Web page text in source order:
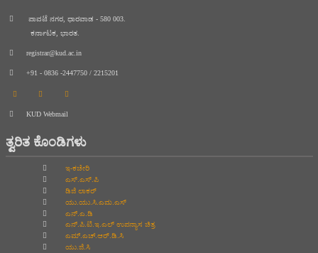
ಪಾವಟೆ ನಗರ, ಧಾರವಾಡ - 580 003.
ಕರ್ನಾಟಕ, ಭಾರತ.
registrar@kud.ac.in
+91 - 0836 -2447750 / 2215201
KUD Webmail
ತ್ವರಿತ ಕೊಂಡಿಗಳು
ಇ-ಕಚೇರಿ
ಎಸ್.ಎಸ್.ಪಿ
ಡಿಜಿ ಲಾಕರ್
ಯು.ಯು.ಸಿ.ಎಮ.ಎಸ್
ಎನ್.ಎ.ಡಿ
ಎನ್.ಪಿ.ಟಿ.ಇ.ಎಲ್‌ ಉಪನ್ಯಾಸ ಚಿತ್ರ
ಎಮ್.ಎಚ್.ಆರ್.ಡಿ.ಸಿ
ಯು.ಜಿ.ಸಿ